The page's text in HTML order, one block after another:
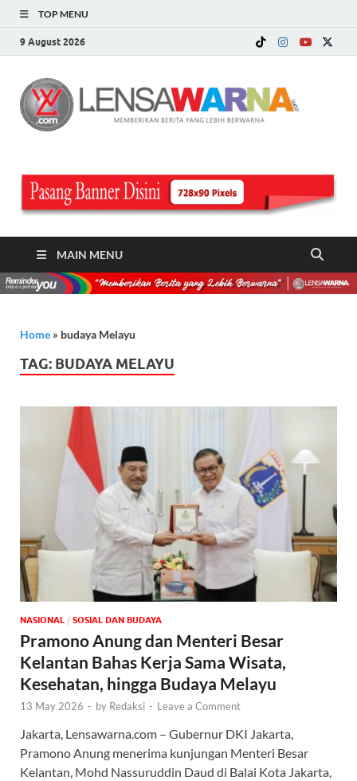
TOP MENU
9 August 2026
MAIN MENU
Home » budaya Melayu
TAG: BUDAYA MELAYU
NASIONAL / SOSIAL DAN BUDAYA
Pramono Anung dan Menteri Besar
Kelantan Bahas Kerja Sama Wisata,
Kesehatan, hingga Budaya Melayu
13 May 2026 - by Redaksi - Leave a Comment
Jakarta, Lensawarna.com – Gubernur DKI Jakarta,
Pramono Anung menerima kunjungan Menteri Besar
Kelantan, Mohd Nassuruddin Daud di Balai Kota Jakarta,